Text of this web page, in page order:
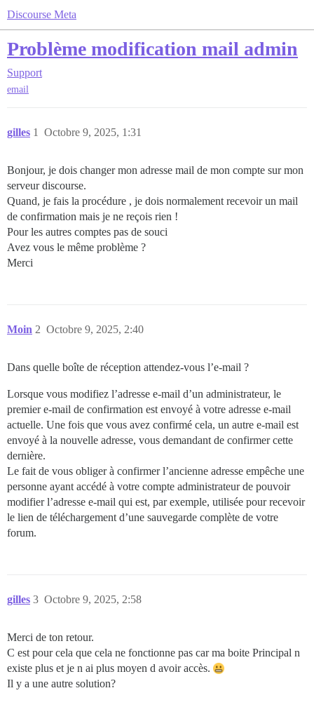
Discourse Meta
Problème modification mail admin
Support
email
gilles Octobre 9, 2025, 1:31
1
Bonjour, je dois changer mon adresse mail de mon compte sur mon
serveur discourse.
Quand, je fais la procédure , je dois normalement recevoir un mail
de confirmation mais je ne reçois rien !
Pour les autres comptes pas de souci
Avez vous le même problème ?
Merci
Moin Octobre 9, 2025, 2:40
2
Dans quelle boîte de réception attendez-vous l’e-mail ?
Lorsque vous modifiez l’adresse e-mail d’un administrateur, le
premier e-mail de confirmation est envoyé à votre adresse e-mail
actuelle. Une fois que vous avez confirmé cela, un autre e-mail est
envoyé à la nouvelle adresse, vous demandant de confirmer cette
dernière.
Le fait de vous obliger à confirmer l’ancienne adresse empêche une
personne ayant accédé à votre compte administrateur de pouvoir
modifier l’adresse e-mail qui est, par exemple, utilisée pour recevoir
le lien de téléchargement d’une sauvegarde complète de votre
forum.
gilles Octobre 9, 2025, 2:58
3
Merci de ton retour.
C est pour cela que cela ne fonctionne pas car ma boite Principal n
existe plus et je n ai plus moyen d avoir accès.
Il y a une autre solution?